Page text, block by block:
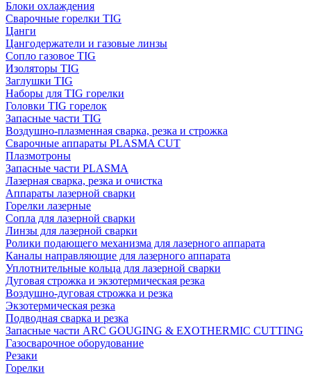
Блоки охлаждения
Сварочные горелки TIG
Цанги
Цангодержатели и газовые линзы
Сопло газовое TIG
Изоляторы TIG
Заглушки TIG
Наборы для TIG горелки
Головки TIG горелок
Запасные части TIG
Воздушно-плазменная сварка, резка и строжка
Сварочные аппараты PLASMA CUT
Плазмотроны
Запасные части PLASMA
Лазерная сварка, резка и очистка
Аппараты лазерной сварки
Горелки лазерные
Сопла для лазерной сварки
Линзы для лазерной сварки
Ролики подающего механизма для лазерного аппарата
Каналы направляющие для лазерного аппарата
Уплотнительные кольца для лазерной сварки
Дуговая строжка и экзотермическая резка
Воздушно-дуговая строжка и резка
Экзотермическая резка
Подводная сварка и резка
Запасные части ARC GOUGING & EXOTHERMIC CUTTING
Газосварочное оборудование
Резаки
Горелки